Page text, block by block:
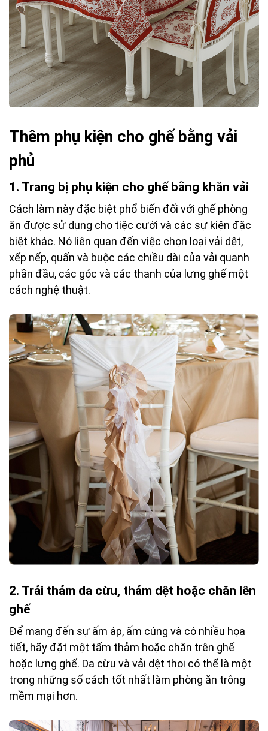
Thêm phụ kiện cho ghế bằng vải
phủ
1. Trang bị phụ kiện cho ghế bằng khăn vải
Cách làm này đặc biệt phổ biến đối với ghế phòng
ăn được sử dụng cho tiệc cưới và các sự kiện đặc
biệt khác. Nó liên quan đến việc chọn loại vải dệt,
xếp nếp, quấn và buộc các chiều dài của vải quanh
phần đầu, các góc và các thanh của lưng ghế một
cách nghệ thuật.
2. Trải thảm da cừu, thảm dệt hoặc chăn lên
ghế
Để mang đến sự ấm áp, ấm cúng và có nhiều họa
tiết, hãy đặt một tấm thảm hoặc chăn trên ghế
hoặc lưng ghế. Da cừu và vải dệt thoi có thể là một
trong những số cách tốt nhất làm phòng ăn trông
mềm mại hơn.